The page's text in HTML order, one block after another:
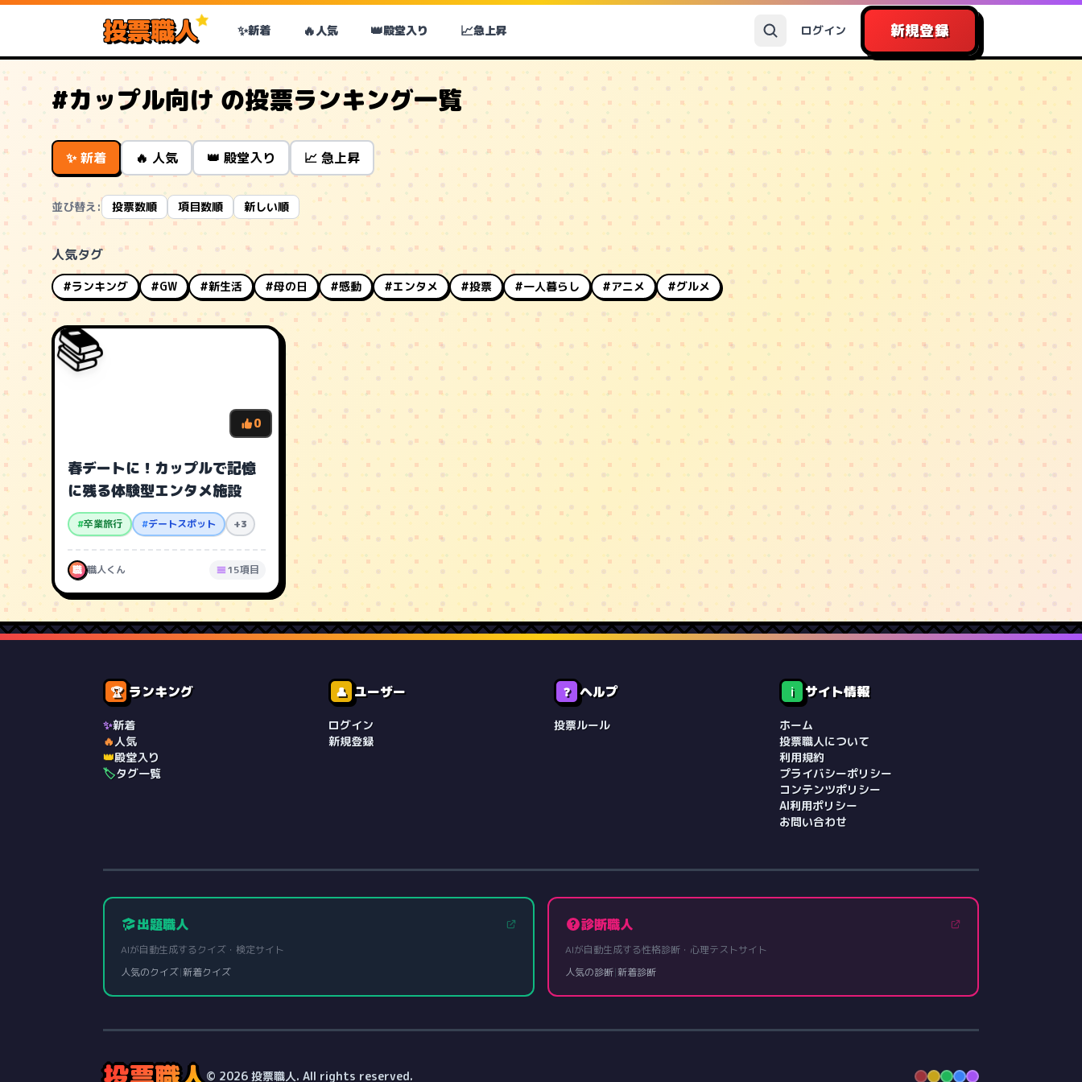
投票職人 ✨新着 🔥人気 👑殿堂入り 📈急上昇 ログイン 新規登録
#カップル向け の投票ランキング一覧
✨ 新着 🔥 人気 👑 殿堂入り 📈 急上昇
並び替え: 投票数順 項目数順 新しい順
人気タグ
#ランキング #GW #新生活 #母の日 #感動 #エンタメ #投票 #一人暮らし #アニメ #グルメ
📚
0
春デートに！カップルで記憶
に残る体験型エンタメ施設
#卒業旅行 #デートスポット +3
職 職人くん 15項目
🏆 ランキング
✨新着
🔥人気
👑殿堂入り
🏷️タグ一覧
👤 ユーザー
ログイン
新規登録
❓ ヘルプ
投票ルール
ℹ️ サイト情報
ホーム
投票職人について
利用規約
プライバシーポリシー
コンテンツポリシー
AI利用ポリシー
お問い合わせ
出題職人
AIが自動生成するクイズ・検定サイト
人気のクイズ|新着クイズ
診断職人
AIが自動生成する性格診断・心理テストサイト
人気の診断|新着診断
© 2026 投票職人. All rights reserved.